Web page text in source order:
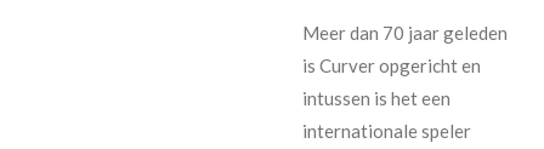
Meer dan 70 jaar geleden
is Curver opgericht en
intussen is het een
internationale speler